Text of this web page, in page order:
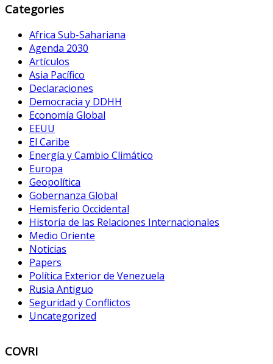
Categories
Africa Sub-Sahariana
Agenda 2030
Artículos
Asia Pacífico
Declaraciones
Democracia y DDHH
Economía Global
EEUU
El Caribe
Energía y Cambio Climático
Europa
Geopolítica
Gobernanza Global
Hemisferio Occidental
Historia de las Relaciones Internacionales
Medio Oriente
Noticias
Papers
Política Exterior de Venezuela
Rusia Antiguo
Seguridad y Conflictos
Uncategorized
COVRI